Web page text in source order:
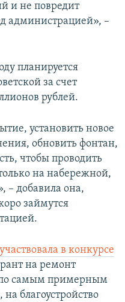
и не повредит
администрацией», –
планируется
за счет
рублей.
установить новое
обновить фонтан,
чтобы проводить
на набережной,
– добавила она,
займутся
участвовала в конкурсе
на ремонт
по самым примерным
благоустройство